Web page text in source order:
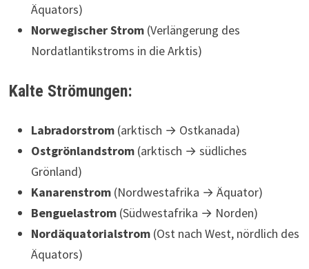
Äquators)
Norwegischer Strom (Verlängerung des
Nordatlantikstroms in die Arktis)
Kalte Strömungen:
Labradorstrom (arktisch → Ostkanada)
Ostgrönlandstrom (arktisch → südliches
Grönland)
Kanarenstrom (Nordwestafrika → Äquator)
Benguelastrom (Südwestafrika → Norden)
Nordäquatorialstrom (Ost nach West, nördlich des
Äquators)